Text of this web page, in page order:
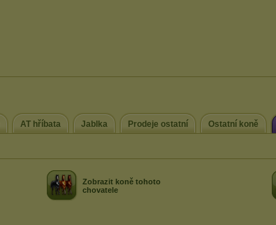
AT hříbata Jablka Prodeje ostatní Ostatní koně
Zobrazit koně tohoto
chovatele